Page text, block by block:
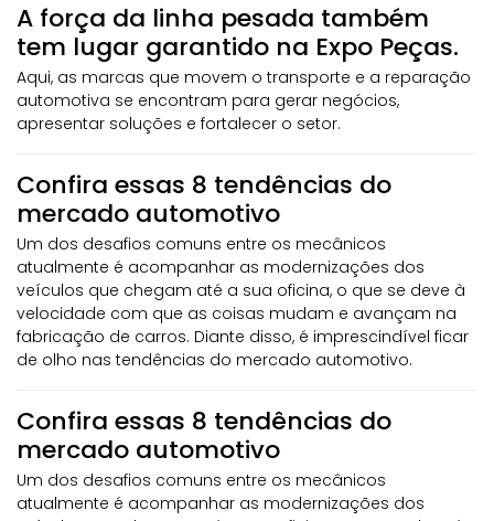
A força da linha pesada também
tem lugar garantido na Expo Peças.
Aqui, as marcas que movem o transporte e a reparação
automotiva se encontram para gerar negócios,
apresentar soluções e fortalecer o setor.
Confira essas 8 tendências do
mercado automotivo
Um dos desafios comuns entre os mecânicos
atualmente é acompanhar as modernizações dos
veículos que chegam até a sua oficina, o que se deve à
velocidade com que as coisas mudam e avançam na
fabricação de carros. Diante disso, é imprescindível ficar
de olho nas tendências do mercado automotivo.
Confira essas 8 tendências do
mercado automotivo
Um dos desafios comuns entre os mecânicos
atualmente é acompanhar as modernizações dos